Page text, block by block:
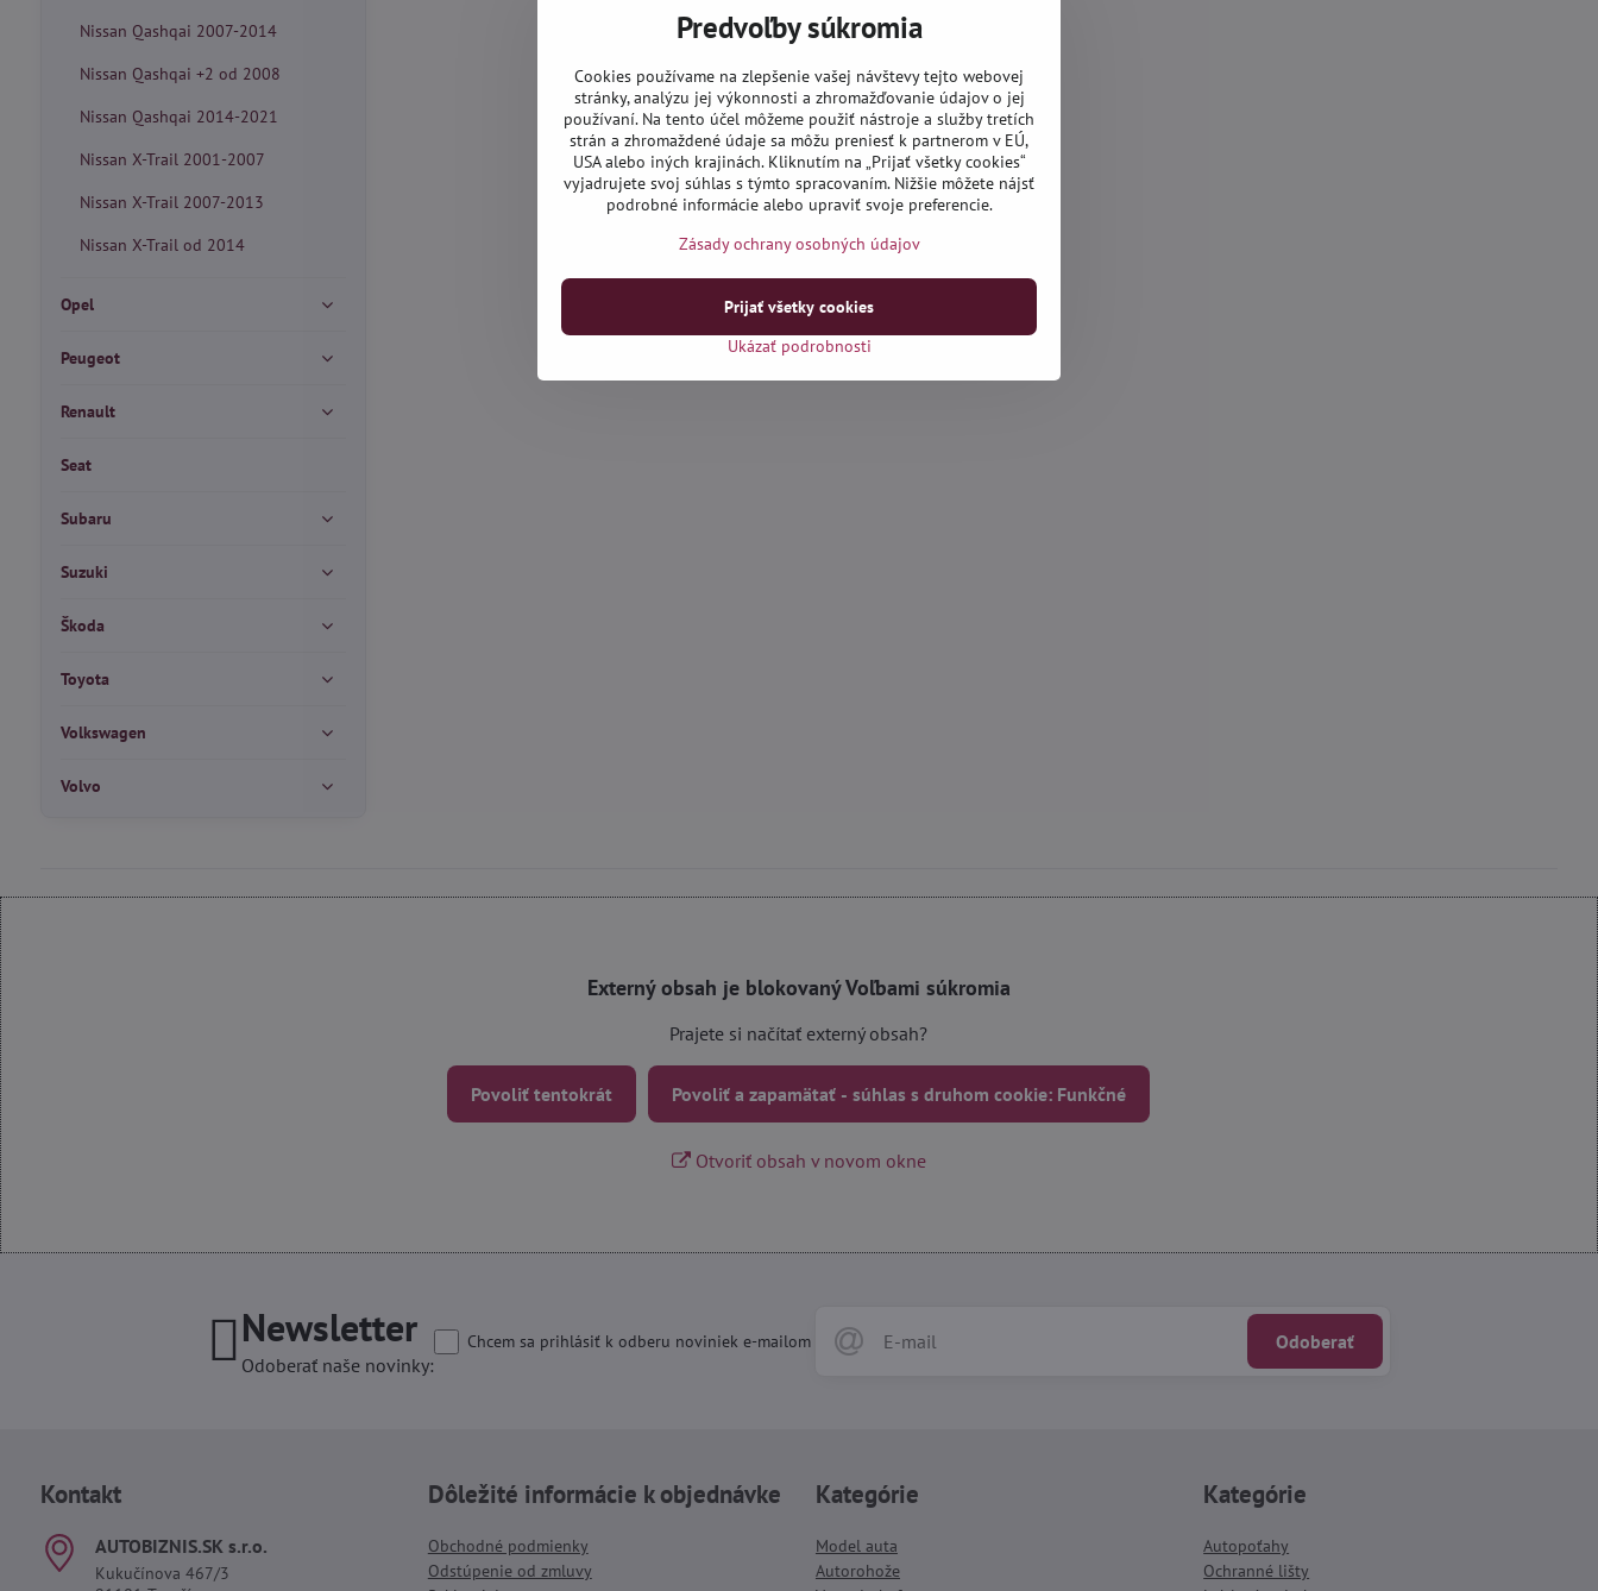
Nissan Qashqai 2007-2014
Nissan Qashqai +2 od 2008
Nissan Qashqai 2014-2021
Nissan X-Trail 2001-2007
Nissan X-Trail 2007-2013
Nissan X-Trail od 2014
Opel
Peugeot
Renault
Seat
Subaru
Suzuki
Škoda
Toyota
Volkswagen
Volvo
Externý obsah je blokovaný Voľbami súkromia
Prajete si načítať externý obsah?
Povoliť tentokrát Povoliť a zapamätať - súhlas s druhom cookie: Funkčné
Otvoriť obsah v novom okne
Newsletter
Odoberať naše novinky:
Odoberať
Chcem sa prihlásiť k odberu noviniek e-mailom
Kontakt
AUTOBIZNIS​.SK s​.r​.o​.
Kukučínova 467/3
Dôležité informácie k objednávke
Obchodné podmienky
Odstúpenie od zmluvy
Kategórie
Model auta
Autorohože
Kategórie
Autopoťahy
Ochranné lišty
Predvoľby súkromia
Cookies používame na zlepšenie vašej návštevy tejto webovej
stránky, analýzu jej výkonnosti a zhromažďovanie údajov o jej
používaní. Na tento účel môžeme použiť nástroje a služby tretích
strán a zhromaždené údaje sa môžu preniesť k partnerom v EÚ,
USA alebo iných krajinách. Kliknutím na „Prijať všetky cookies“
vyjadrujete svoj súhlas s týmto spracovaním. Nižšie môžete nájsť
podrobné informácie alebo upraviť svoje preferencie.
Zásady ochrany osobných údajov
Ukázať podrobnosti
Prijať všetky cookies